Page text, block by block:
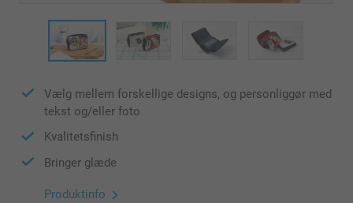
Vælg mellem forskellige designs, og personliggør med
tekst og/eller foto
Kvalitetsfinish
Bringer glæde
Produktinfo